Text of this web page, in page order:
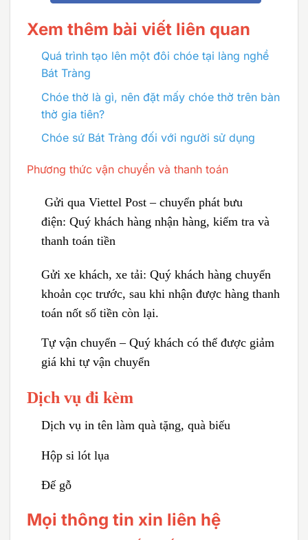
Xem thêm bài viết liên quan
Quá trình tạo lên một đôi chóe tại làng nghề
Bát Tràng
Chóe thờ là gì, nên đặt mấy chóe thờ trên bàn
thờ gia tiên?
Chóe sứ Bát Tràng đối với người sử dụng
Phương thức vận chuyển và thanh toán
Gửi qua Viettel Post – chuyển phát bưu
điện: Quý khách hàng nhận hàng, kiểm tra và
thanh toán tiền
Gửi xe khách, xe tải: Quý khách hàng chuyển
khoản cọc trước, sau khi nhận được hàng thanh
toán nốt số tiền còn lại.
Tự vận chuyển – Quý khách có thể được giảm
giá khi tự vận chuyển
Dịch vụ đi kèm
Dịch vụ in tên làm quà tặng, quà biếu
Hộp si lót lụa
Đế gỗ
Mọi thông tin xin liên hệ